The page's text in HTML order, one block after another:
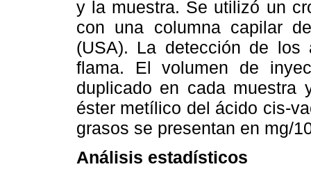
y la muestra. Se utilizó un
con una columna capilar
(USA). La detección de los
flama. El volumen de
duplicado en cada muestra
éster metílico del ácido cis-
grasos se presentan en mg/
Análisis estadísticos